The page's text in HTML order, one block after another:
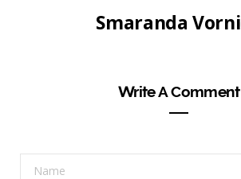
Smaranda
Write A Comment